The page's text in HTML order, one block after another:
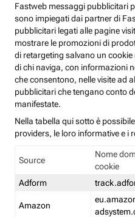
Fastweb messaggi pubblicitari
sono impiegati dai partner di
pubblicitari legati alle pagine
mostrare le promozioni di
di retargeting salvano un
di chi naviga, con informazioni
che consentono, nelle visite ad
pubblicitari che tengano conto
manifestate.
Nella tabella qui sotto è
providers, le loro informative e i
Source
Nome
cookie
Adform
Amazon